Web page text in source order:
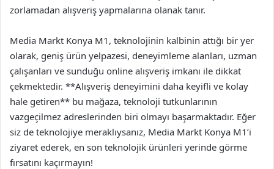
zorlamadan alışveriş yapmalarına olanak tanır.
Media Markt Konya M1, teknolojinin kalbinin attığı bir yer
olarak, geniş ürün yelpazesi, deneyimleme alanları, uzman
çalışanları ve sunduğu online alışveriş imkanı ile dikkat
çekmektedir. **Alışveriş deneyimini daha keyifli ve kolay
hale getiren** bu mağaza, teknoloji tutkunlarının
vazgeçilmez adreslerinden biri olmayı başarmaktadır. Eğer
siz de teknolojiye meraklıysanız, Media Markt Konya M1’i
ziyaret ederek, en son teknolojik ürünleri yerinde görme
fırsatını kaçırmayın!